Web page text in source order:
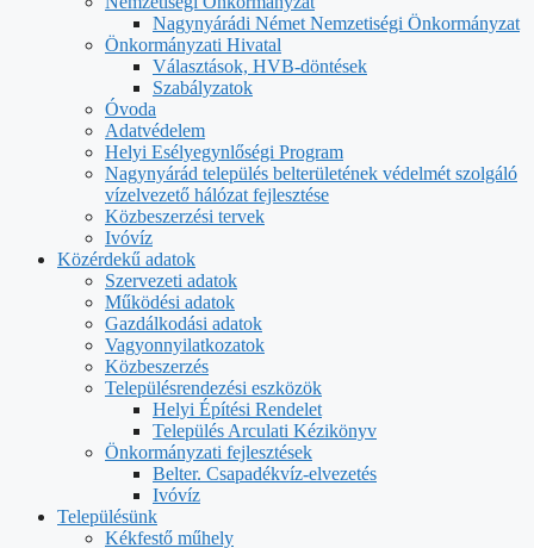
Nagynyárádi Német Nemzetiségi Önkormányzat
Önkormányzati Hivatal
Választások, HVB-döntések
Szabályzatok
Óvoda
Adatvédelem
Helyi Esélyegynlőségi Program
Nagynyárád település belterületének védelmét szolgáló
vízelvezető hálózat fejlesztése
Közbeszerzési tervek
Ivóvíz
Közérdekű adatok
Szervezeti adatok
Működési adatok
Gazdálkodási adatok
Vagyonnyilatkozatok
Közbeszerzés
Településrendezési eszközök
Helyi Építési Rendelet
Település Arculati Kézikönyv
Önkormányzati fejlesztések
Belter. Csapadékvíz-elvezetés
Ivóvíz
Településünk
Kékfestő műhely